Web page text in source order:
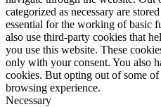
categorized as necessary are
essential for the working of basic
also use third-party cookies that
you use this website. These
only with your consent. You also
cookies. But opting out of some
browsing experience.
Necessary